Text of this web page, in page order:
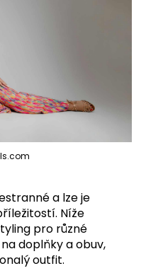
a lze je
Níže
pro různé
doplňky a obuv,
outfit.